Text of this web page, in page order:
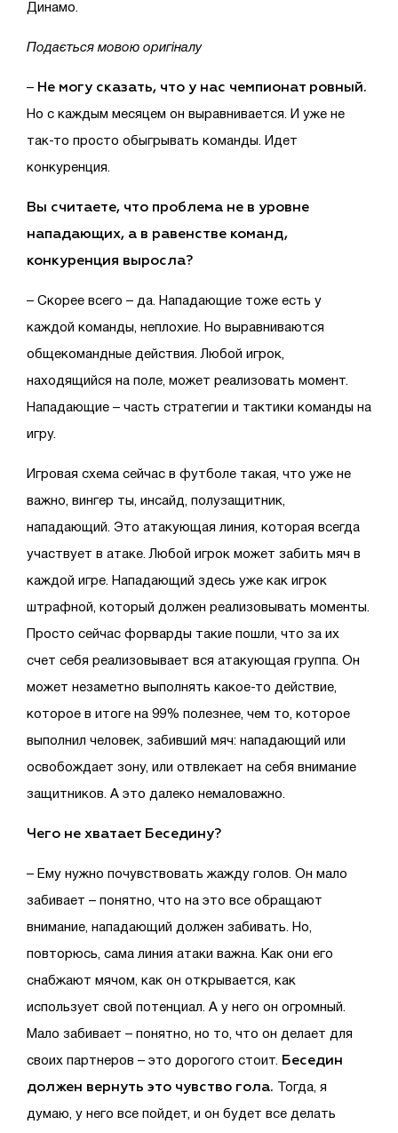
Динамо.
Подається мовою оригіналу
– Не могу сказать, что у нас чемпионат ровный.
Но с каждым месяцем он выравнивается. И уже не
так-то просто обыгрывать команды. Идет
конкуренция.
Вы считаете, что проблема не в уровне
нападающих, а в равенстве команд,
конкуренция выросла?
– Скорее всего – да. Нападающие тоже есть у
каждой команды, неплохие. Но выравниваются
общекомандные действия. Любой игрок,
находящийся на поле, может реализовать момент.
Нападающие – часть стратегии и тактики команды на
игру.
Игровая схема сейчас в футболе такая, что уже не
важно, вингер ты, инсайд, полузащитник,
нападающий. Это атакующая линия, которая всегда
участвует в атаке. Любой игрок может забить мяч в
каждой игре. Нападающий здесь уже как игрок
штрафной, который должен реализовывать моменты.
Просто сейчас форварды такие пошли, что за их
счет себя реализовывает вся атакующая группа. Он
может незаметно выполнять какое-то действие,
которое в итоге на 99% полезнее, чем то, которое
выполнил человек, забивший мяч: нападающий или
освобождает зону, или отвлекает на себя внимание
защитников. А это далеко немаловажно.
Чего не хватает Беседину?
– Ему нужно почувствовать жажду голов. Он мало
забивает – понятно, что на это все обращают
внимание, нападающий должен забивать. Но,
повторюсь, сама линия атаки важна. Как они его
снабжают мячом, как он открывается, как
использует свой потенциал. А у него он огромный.
Мало забивает – понятно, но то, что он делает для
своих партнеров – это дорогого стоит.
Беседин
должен вернуть это чувство гола. Тогда, я
думаю, у него все пойдет, и он будет все делать